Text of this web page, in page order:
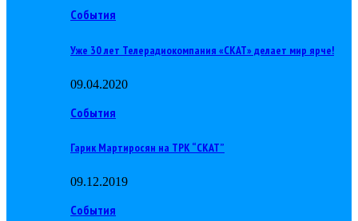
События
Уже 30 лет Телерадиокомпания «СКАТ» делает мир ярче!
09.04.2020
События
Гарик Мартиросян на ТРК “СКАТ”
09.12.2019
События